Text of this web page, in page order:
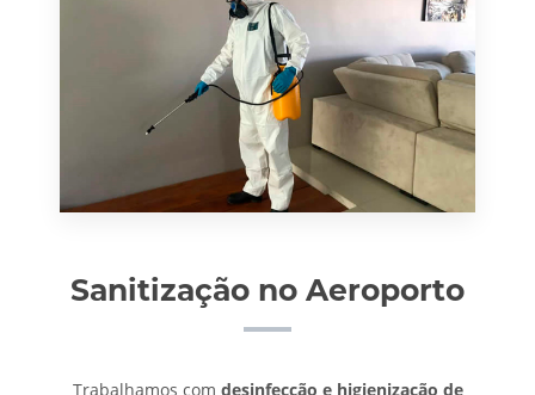
Sanitização no Aeroporto
Trabalhamos com desinfecção e higienização de